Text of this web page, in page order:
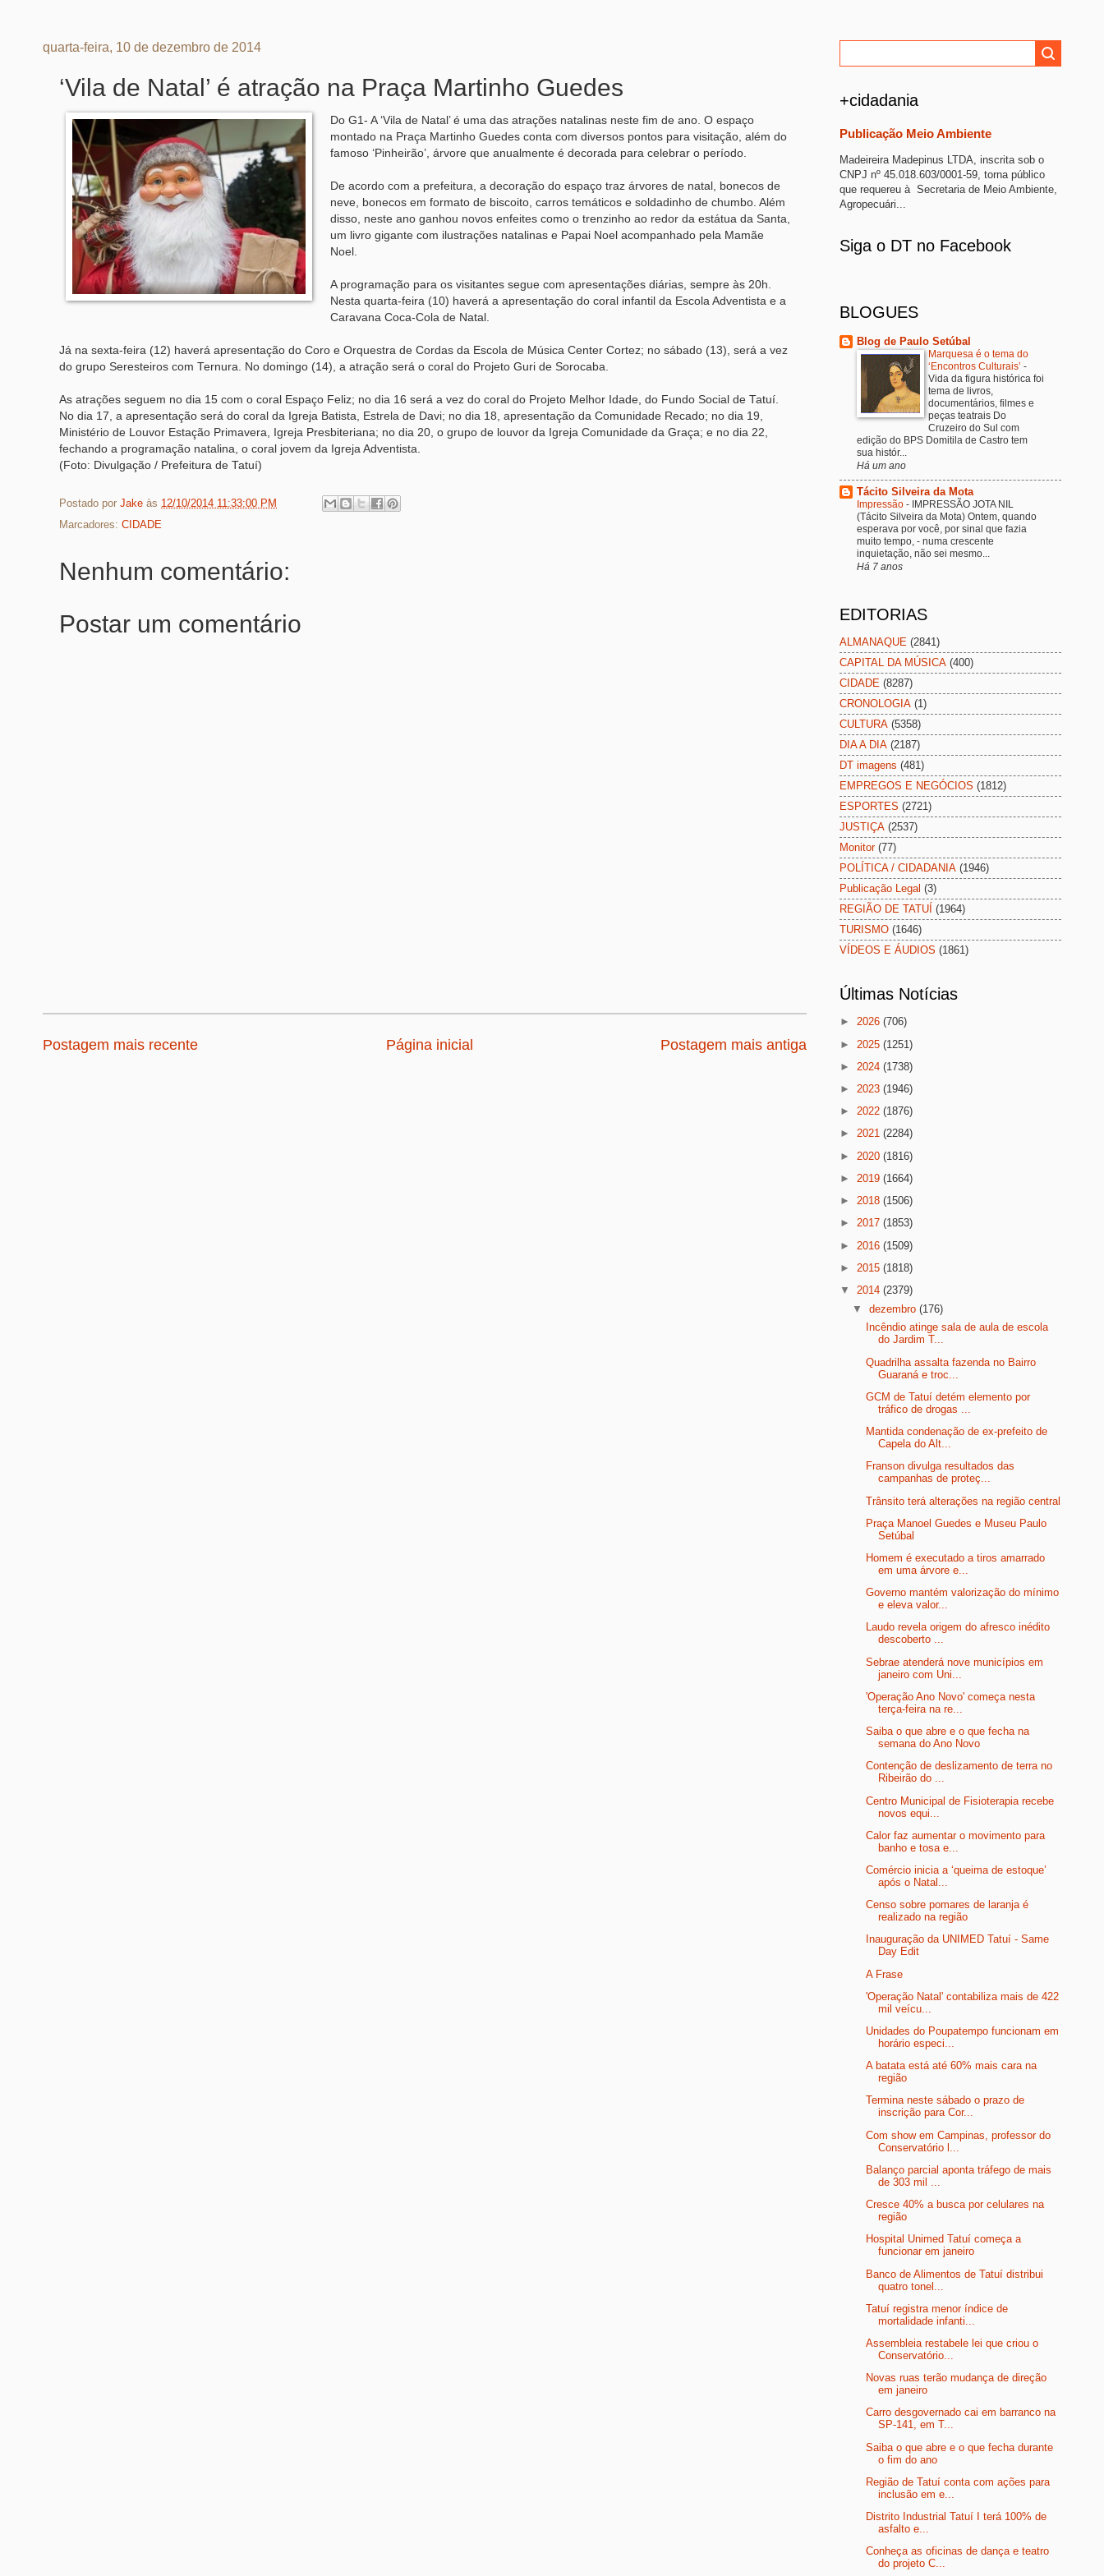
quarta-feira, 10 de dezembro de 2014
‘Vila de Natal’ é atração na Praça Martinho Guedes
Do G1- A ‘Vila de Natal’ é uma das atrações natalinas neste fim de ano. O espaço
montado na Praça Martinho Guedes conta com diversos pontos para visitação, além do
famoso ‘Pinheirão’, árvore que anualmente é decorada para celebrar o período.
De acordo com a prefeitura, a decoração do espaço traz árvores de natal, bonecos de
neve, bonecos em formato de biscoito, carros temáticos e soldadinho de chumbo. Além
disso, neste ano ganhou novos enfeites como o trenzinho ao redor da estátua da Santa,
um livro gigante com ilustrações natalinas e Papai Noel acompanhado pela Mamãe
Noel.
A programação para os visitantes segue com apresentações diárias, sempre às 20h.
Nesta quarta-feira (10) haverá a apresentação do coral infantil da Escola Adventista e a
Caravana Coca-Cola de Natal.
Já na sexta-feira (12) haverá apresentação do Coro e Orquestra de Cordas da Escola de Música Center Cortez; no sábado (13), será a vez
do grupo Seresteiros com Ternura. No domingo (14), a atração será o coral do Projeto Guri de Sorocaba.
As atrações seguem no dia 15 com o coral Espaço Feliz; no dia 16 será a vez do coral do Projeto Melhor Idade, do Fundo Social de Tatuí.
No dia 17, a apresentação será do coral da Igreja Batista, Estrela de Davi; no dia 18, apresentação da Comunidade Recado; no dia 19,
Ministério de Louvor Estação Primavera, Igreja Presbiteriana; no dia 20, o grupo de louvor da Igreja Comunidade da Graça; e no dia 22,
fechando a programação natalina, o coral jovem da Igreja Adventista.
(Foto: Divulgação / Prefeitura de Tatuí)
Postado por Jake às 12/10/2014 11:33:00 PM
Marcadores: CIDADE
Nenhum comentário:
Postar um comentário
Postagem mais recente Postagem mais antiga
Página inicial
+cidadania
Publicação Meio Ambiente
Madeireira Madepinus LTDA, inscrita sob o
CNPJ nº 45.018.603/0001-59, torna público
que requereu à Secretaria de Meio Ambiente,
Agropecuári...
Siga o DT no Facebook
BLOGUES
Blog de Paulo Setúbal
Marquesa é o tema do
‘Encontros Culturais’ -
Vida da figura histórica foi
tema de livros,
documentários, filmes e
peças teatrais Do
Cruzeiro do Sul com
edição do BPS Domitila de Castro tem
sua histór...
Há um ano
Tácito Silveira da Mota
Impressão - IMPRESSÃO JOTA NIL
(Tácito Silveira da Mota) Ontem, quando
esperava por você, por sinal que fazia
muito tempo, - numa crescente
inquietação, não sei mesmo...
Há 7 anos
EDITORIAS
ALMANAQUE (2841)
CAPITAL DA MÚSICA (400)
CIDADE (8287)
CRONOLOGIA (1)
CULTURA (5358)
DIA A DIA (2187)
DT imagens (481)
EMPREGOS E NEGÓCIOS (1812)
ESPORTES (2721)
JUSTIÇA (2537)
Monitor (77)
POLÍTICA / CIDADANIA (1946)
Publicação Legal (3)
REGIÃO DE TATUÍ (1964)
TURISMO (1646)
VÍDEOS E ÁUDIOS (1861)
Últimas Notícias
► 2026 (706)
► 2025 (1251)
► 2024 (1738)
► 2023 (1946)
► 2022 (1876)
► 2021 (2284)
► 2020 (1816)
► 2019 (1664)
► 2018 (1506)
► 2017 (1853)
► 2016 (1509)
► 2015 (1818)
▼ 2014 (2379)
▼dezembro(176)
Incêndio atinge sala de aula de escola
do Jardim T...
Quadrilha assalta fazenda no Bairro
Guaraná e troc...
GCM de Tatuí detém elemento por
tráfico de drogas ...
Mantida condenação de ex-prefeito de
Capela do Alt...
Franson divulga resultados das
campanhas de proteç...
Trânsito terá alterações na região central
Praça Manoel Guedes e Museu Paulo
Setúbal
Homem é executado a tiros amarrado
em uma árvore e...
Governo mantém valorização do mínimo
e eleva valor...
Laudo revela origem do afresco inédito
descoberto ...
Sebrae atenderá nove municípios em
janeiro com Uni...
'Operação Ano Novo' começa nesta
terça-feira na re...
Saiba o que abre e o que fecha na
semana do Ano Novo
Contenção de deslizamento de terra no
Ribeirão do ...
Centro Municipal de Fisioterapia recebe
novos equi...
Calor faz aumentar o movimento para
banho e tosa e...
Comércio inicia a ‘queima de estoque’
após o Natal...
Censo sobre pomares de laranja é
realizado na região
Inauguração da UNIMED Tatuí - Same
Day Edit
A Frase
'Operação Natal' contabiliza mais de 422
mil veícu...
Unidades do Poupatempo funcionam em
horário especi...
A batata está até 60% mais cara na
região
Termina neste sábado o prazo de
inscrição para Cor...
Com show em Campinas, professor do
Conservatório l...
Balanço parcial aponta tráfego de mais
de 303 mil ...
Cresce 40% a busca por celulares na
região
Hospital Unimed Tatuí começa a
funcionar em janeiro
Banco de Alimentos de Tatuí distribui
quatro tonel...
Tatuí registra menor índice de
mortalidade infanti...
Assembleia restabele lei que criou o
Conservatório...
Novas ruas terão mudança de direção
em janeiro
Carro desgovernado cai em barranco na
SP-141, em T...
Saiba o que abre e o que fecha durante
o fim do ano
Região de Tatuí conta com ações para
inclusão em e...
Distrito Industrial Tatuí I terá 100% de
asfalto e...
Conheça as oficinas de dança e teatro
do projeto C...